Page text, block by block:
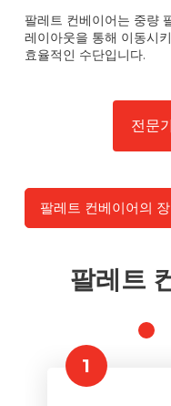
팔레트 컨베이어는 중량
레이아웃을 통해 이동시
효율적인 수단입니다.
전문
팔레트 컨베이어의
팔레트
1